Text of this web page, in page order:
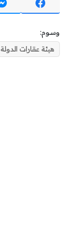
وسوم:
هيئة عقارات الدولة